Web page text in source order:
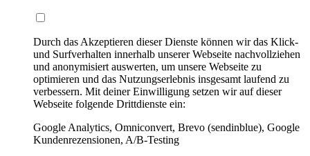
Durch das Akzeptieren dieser Dienste können wir das Klick-
und Surfverhalten innerhalb unserer Webseite nachvollziehen
und anonymisiert auswerten, um unsere Webseite zu
optimieren und das Nutzungserlebnis insgesamt laufend zu
verbessern. Mit deiner Einwilligung setzen wir auf dieser
Webseite folgende Drittdienste ein:
Google Analytics, Omniconvert, Brevo (sendinblue), Google
Kundenrezensionen, A/B-Testing